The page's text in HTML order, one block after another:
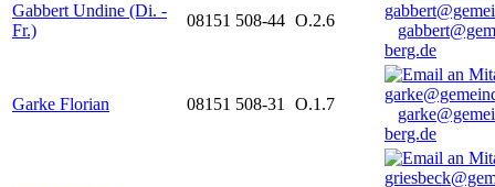
Gabbert Undine (Di. -
Fr.)
08151 508-44 O.2.6
berg.de
Garke Florian 08151 508-31 O.1.7
berg.de